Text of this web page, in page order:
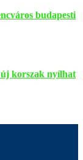
budapesti
korszak nyílhat